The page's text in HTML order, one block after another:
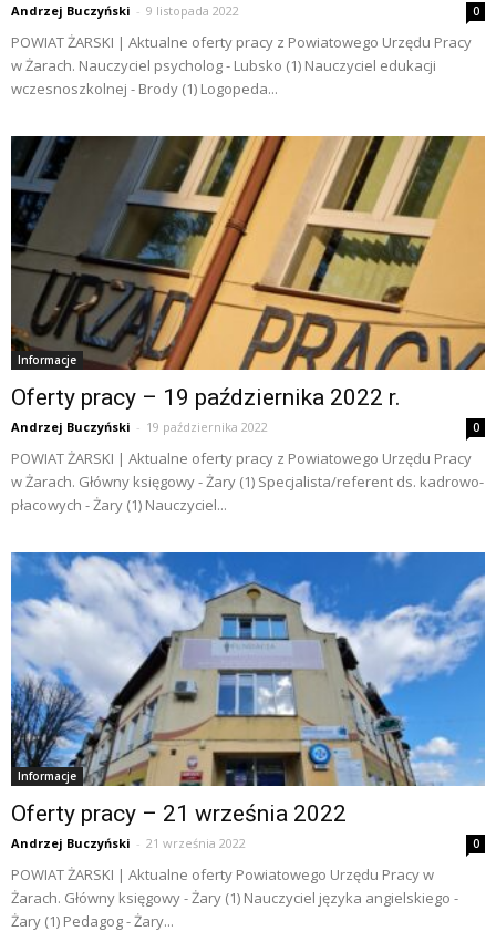
Andrzej Buczyński - 9 listopada 2022 0
POWIAT ŻARSKI | Aktualne oferty pracy z Powiatowego Urzędu Pracy
w Żarach. Nauczyciel psycholog - Lubsko (1) Nauczyciel edukacji
wczesnoszkolnej - Brody (1) Logopeda...
Informacje
Oferty pracy – 19 października 2022 r.
Andrzej Buczyński - 19 października 2022 0
POWIAT ŻARSKI | Aktualne oferty pracy z Powiatowego Urzędu Pracy
w Żarach. Główny księgowy - Żary (1) Specjalista/referent ds. kadrowo-
płacowych - Żary (1) Nauczyciel...
Informacje
Oferty pracy – 21 września 2022
Andrzej Buczyński - 21 września 2022 0
POWIAT ŻARSKI | Aktualne oferty Powiatowego Urzędu Pracy w
Żarach. Główny księgowy - Żary (1) Nauczyciel języka angielskiego -
Żary (1) Pedagog - Żary...